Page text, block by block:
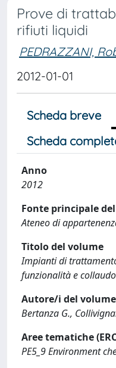
Prove di
rifiuti liquidi
PEDRAZZANI,
2012-01-01
Scheda breve
Scheda
Anno
2012
Fonte principale
Ateneo di
Titolo del volume
Impianti di
funzionalità e
Autore/i del volume
Bertanza G.,
Aree tematiche
PE5_9 Environment